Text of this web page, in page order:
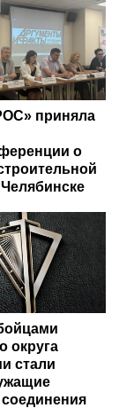
приняла
о
округа
стали
соединения